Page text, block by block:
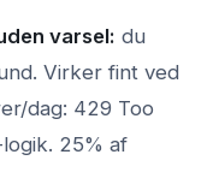
varsel: du
Virker fint ved
dag: 429 Too
25% af